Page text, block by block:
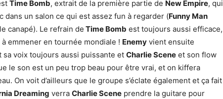
Time Bomb, extrait de la première partie de New Empire, qui
dans un salon ce qui est assez fun à regarder (Funny Man
canapé). Le refrain de Time Bomb est toujours aussi efficace,
emmener en tournée mondiale ! Enemy vient ensuite
sa voix toujours aussi puissante et Charlie Scene et son flow
le son est un peu trop beau pour être vrai, et on kiffera
On voit d’ailleurs que le groupe s’éclate également et ça fait
Dreaming verra Charlie Scene prendre la guitare pour